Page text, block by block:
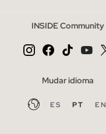
INSIDE Community
Mudar idioma
ES PT EN